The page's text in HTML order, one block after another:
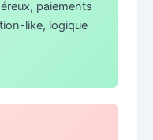
paiements
like, logique